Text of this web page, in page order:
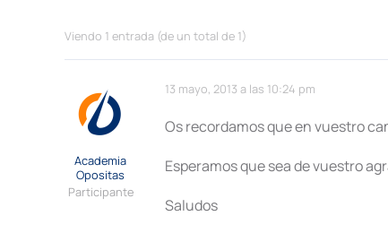
Viendo 1 entrada (de un total de 1)
13 mayo, 2013 a las 10:24 pm
Academia
Opositas
Participante
Os recordamos que en vuestro
Esperamos que sea de vuestro
Saludos